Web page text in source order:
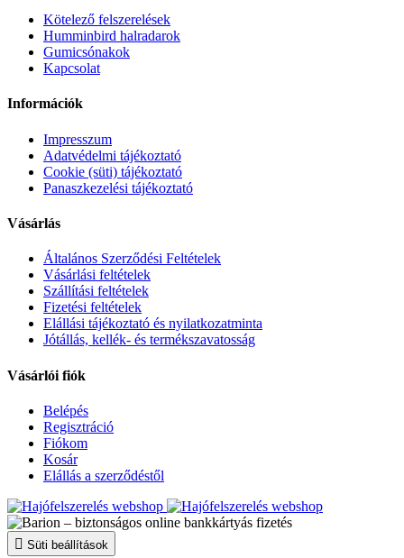
Kötelező felszerelések
Humminbird halradarok
Gumicsónakok
Kapcsolat
Információk
Impresszum
Adatvédelmi tájékoztató
Cookie (süti) tájékoztató
Panaszkezelési tájékoztató
Vásárlás
Általános Szerződési Feltételek
Vásárlási feltételek
Szállítási feltételek
Fizetési feltételek
Elállási tájékoztató és nyilatkozatminta
Jótállás, kellék- és termékszavatosság
Vásárlói fiók
Belépés
Regisztráció
Fiókom
Kosár
Elállás a szerződéstől
Süti beállítások